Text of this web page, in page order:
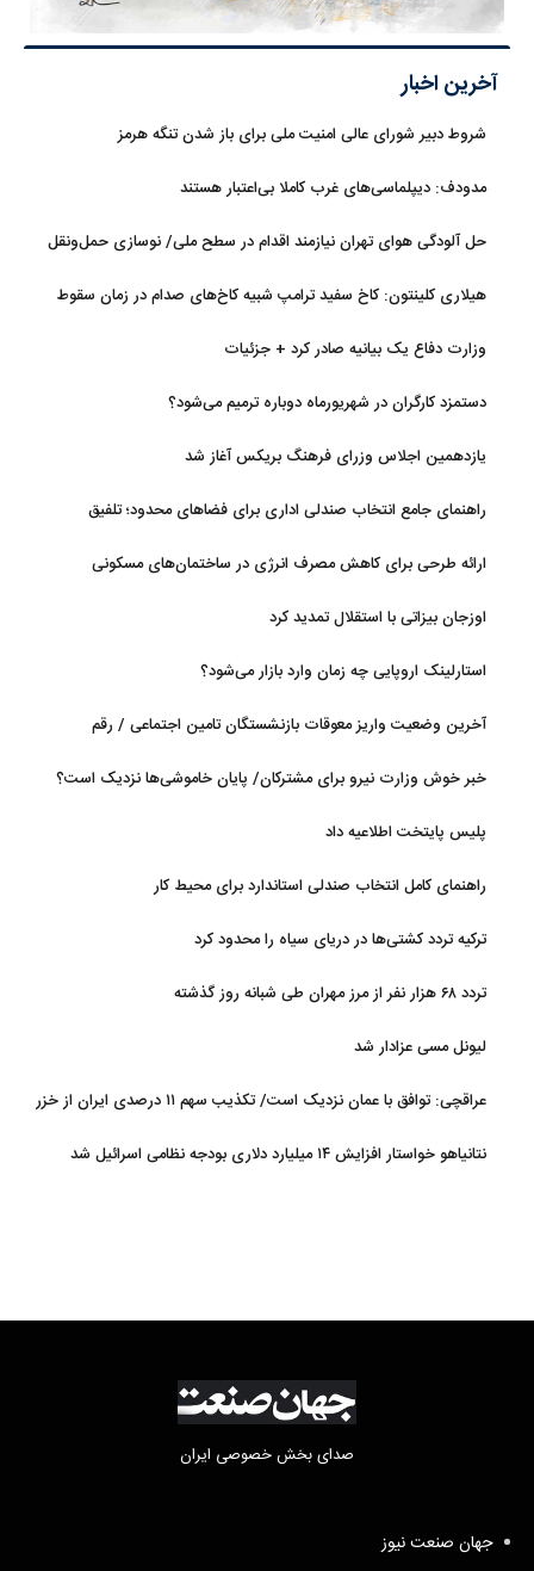
آخرین اخبار
شروط دبیر شورای عالی امنیت ملی برای باز شدن تنگه هرمز
مدودف: دیپلماسی‌های غرب کاملا بی‌اعتبار هستند
حل آلودگی هوای تهران نیازمند اقدام در سطح ملی/ نوسازی حمل‌ونقل
هیلاری کلینتون: کاخ سفید ترامپ شبیه کاخ‌های صدام در زمان سقوط
وزارت دفاع یک بیانیه صادر کرد + جزئیات
دستمزد کارگران در شهریورماه دوباره ترمیم می‌شود؟
یازدهمین اجلاس وزرای فرهنگ بریکس آغاز شد
راهنمای جامع انتخاب صندلی اداری برای فضاهای محدود؛ تلفیق
ارائه طرحی برای کاهش مصرف انرژی در ساختمان‌های مسکونی
اوزجان بیزاتی با استقلال تمدید کرد
استارلینک اروپایی چه زمان وارد بازار می‌شود؟
آخرین وضعیت واریز معوقات بازنشستگان تامین اجتماعی / رقم
خبر خوش وزارت نیرو برای مشترکان/ پایان خاموشی‌ها نزدیک است؟
پلیس پایتخت اطلاعیه داد
راهنمای کامل انتخاب صندلی استاندارد برای محیط کار
ترکیه تردد کشتی‌ها در دریای سیاه را محدود کرد
تردد ۶۸ هزار نفر از مرز مهران طی شبانه روز گذشته
لیونل مسی عزادار شد
عراقچی: توافق با عمان نزدیک است/ تکذیب سهم ۱۱ درصدی ایران از خزر
نتانیاهو خواستار افزایش ۱۴ میلیارد دلاری بودجه نظامی اسرائیل شد
صدای بخش خصوصی ایران
جهان صنعت نیوز